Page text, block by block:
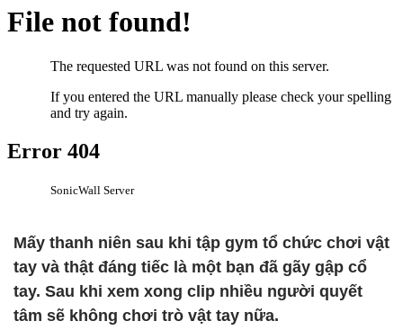
Mấy thanh niên sau khi tập gym tổ chức chơi vật
tay và thật đáng tiếc là một bạn đã gãy gập cổ
tay. Sau khi xem xong clip nhiều người quyết
tâm sẽ không chơi trò vật tay nữa.